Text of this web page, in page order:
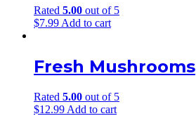
Rated 5.00 out of 5
$7.99 Add to cart
Fresh Mushrooms
Rated 5.00 out of 5
$12.99 Add to cart